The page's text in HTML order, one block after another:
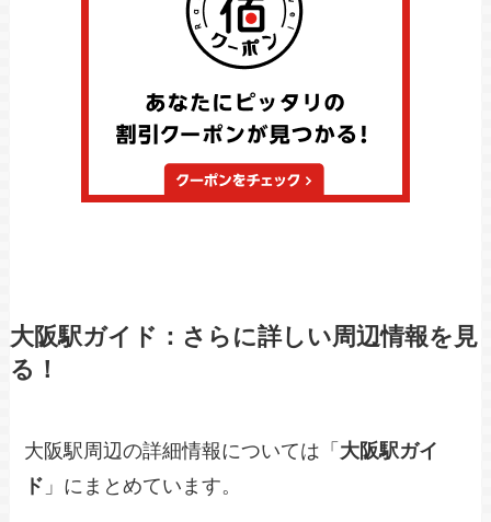
大阪駅ガイド：さらに詳しい周辺情報を見
る！
大阪駅周辺の詳細情報については「 大阪駅ガイ
ド 」にまとめています。